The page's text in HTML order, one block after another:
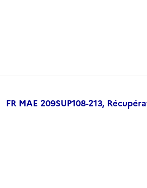
FR MAE 209SUP108-213,